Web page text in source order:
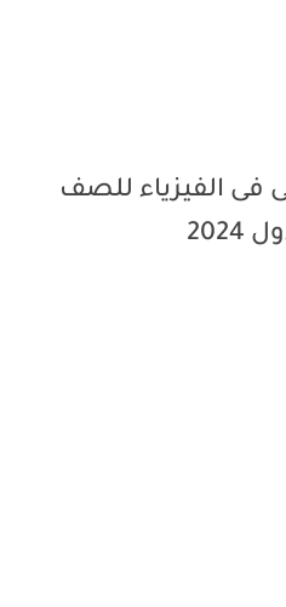
فى الفيزياء للصف